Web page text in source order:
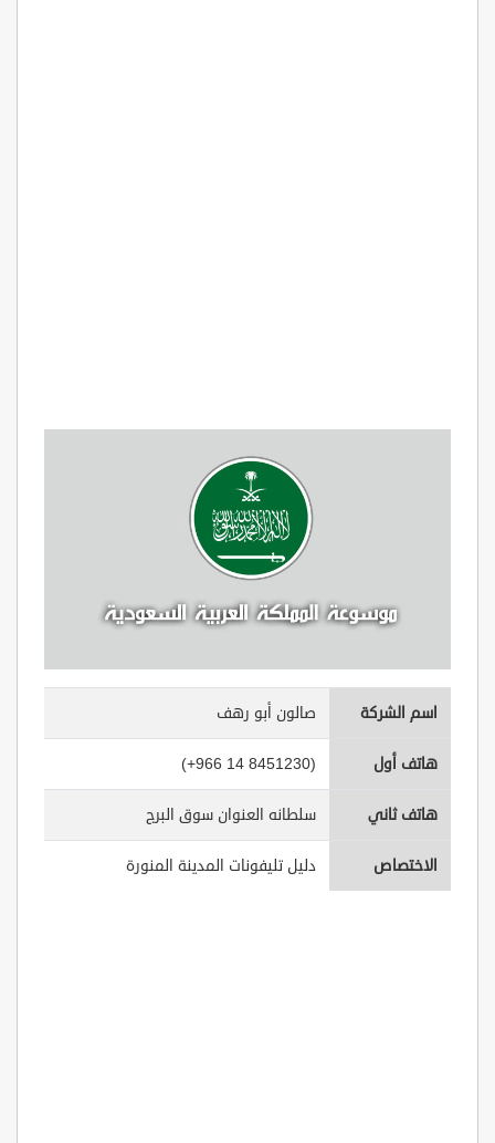
اسم الشركة صالون أبو رهف
هاتف أول (+966 14 8451230)
هاتف ثاني سلطانه العنوان سوق البرج
الاختصاص دليل تليفونات المدينة المنورة